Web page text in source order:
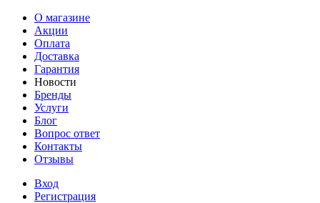
О магазине
Акции
Оплата
Доставка
Гарантия
Новости
Бренды
Услуги
Блог
Вопрос ответ
Контакты
Отзывы
Вход
Регистрация